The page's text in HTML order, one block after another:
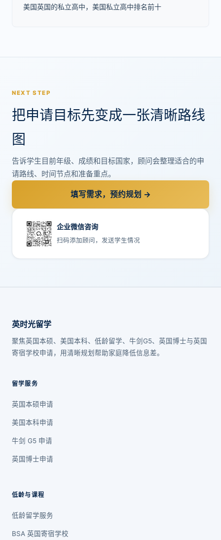
美国英国的私立高中，美国私立高中排名前十
NEXT STEP
把申请目标先变成一张清晰路线
图
告诉学生目前年级、成绩和目标国家，顾问会整理适合的申
请路线、时间节点和准备重点。
填写需求，预约规划 →
企业微信咨询
扫码添加顾问，发送学生情况
英时光留学
聚焦英国本硕、美国本科、低龄留学、牛剑G5、英国博士与英国
寄宿学校申请，用清晰规划帮助家庭降低信息差。
留学服务
英国本硕申请
美国本科申请
牛剑 G5 申请
英国博士申请
低龄与课程
低龄留学服务
BSA 英国寄宿学校